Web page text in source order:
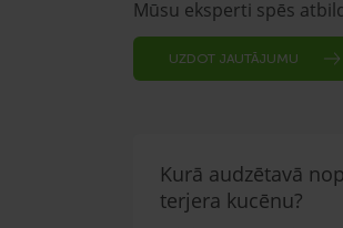
Mūsu eksperti spēs
UZDOT JAUTĀJUMU
Kurā audzētavā
terjera kucēnu?